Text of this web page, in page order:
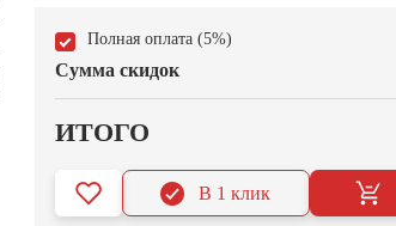
Полная оплата (5%)
Сумма скидок
ИТОГО
В 1 клик